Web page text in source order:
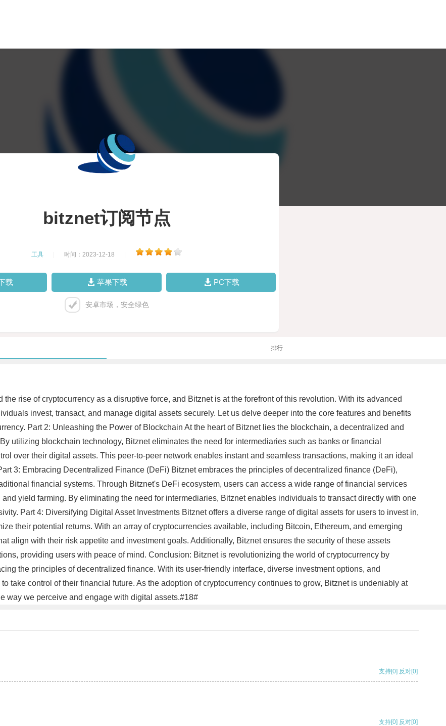
bitznet订阅节点
工具 时间：2023-12-18
载 苹果下载 PC下载
安卓市场，安全绿色
排行
rise of cryptocurrency as a disruptive force, and Bitznet is at the forefront of this revolution. With its advanced
invest, transact, and manage digital assets securely. Let us delve deeper into the core features and benefits
Part 2: Unleashing the Power of Blockchain At the heart of Bitznet lies the blockchain, a decentralized and
utilizing blockchain technology, Bitznet eliminates the need for intermediaries such as banks or financial
over their digital assets. This peer-to-peer network enables instant and seamless transactions, making it an ideal
3: Embracing Decentralized Finance (DeFi) Bitznet embraces the principles of decentralized finance (DeFi),
financial systems. Through Bitznet's DeFi ecosystem, users can access a wide range of financial services
yield farming. By eliminating the need for intermediaries, Bitznet enables individuals to transact directly with one
Part 4: Diversifying Digital Asset Investments Bitznet offers a diverse range of digital assets for users to invest in,
their potential returns. With an array of cryptocurrencies available, including Bitcoin, Ethereum, and emerging
align with their risk appetite and investment goals. Additionally, Bitznet ensures the security of these assets
providing users with peace of mind. Conclusion: Bitznet is revolutionizing the world of cryptocurrency by
the principles of decentralized finance. With its user-friendly interface, diverse investment options, and
take control of their financial future. As the adoption of cryptocurrency continues to grow, Bitznet is undeniably at
way we perceive and engage with digital assets.#18#
支持[0] 反对[0]
支持[0] 反对[0]